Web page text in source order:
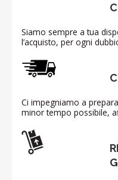
Siamo sempre a tua
l’acquisto, per ogni
Ci impegniamo a
minor tempo possibile,